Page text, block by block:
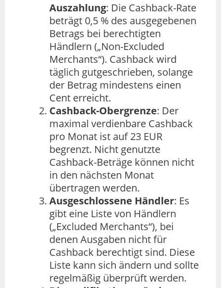
Auszahlung: Die Cashback-Rate
beträgt 0,5 % des ausgegebenen
Betrags bei berechtigten
Händlern („Non-Excluded
Merchants“). Cashback wird
täglich gutgeschrieben, solange
der Betrag mindestens einen
Cent erreicht.
Cashback-Obergrenze: Der
maximal verdienbare Cashback
pro Monat ist auf 23 EUR
begrenzt. Nicht genutzte
Cashback-Beträge können nicht
in den nächsten Monat
übertragen werden.
Ausgeschlossene Händler: Es
gibt eine Liste von Händlern
(„Excluded Merchants“), bei
denen Ausgaben nicht für
Cashback berechtigt sind. Diese
Liste kann sich ändern und sollte
regelmäßig überprüft werden.